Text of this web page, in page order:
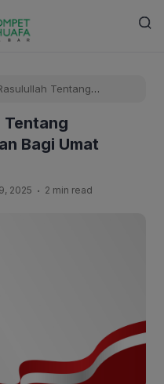
Tentang
Tentang
Bagi Umat
2025 . 2 min read